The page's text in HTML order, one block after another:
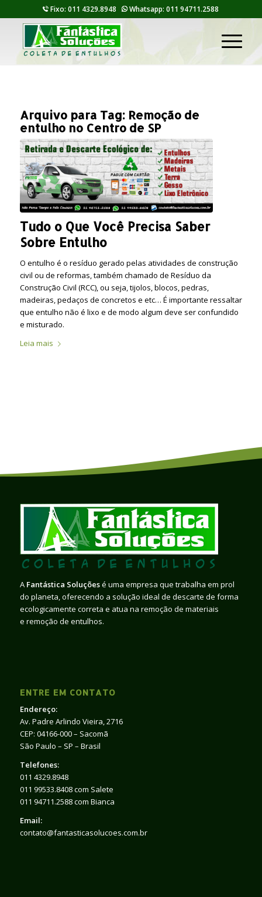
Fixo: 011 4329.8948 Whatsapp: 011 94711.2588
Arquivo para Tag: Remoção de
entulho no Centro de SP
Tudo o Que Você Precisa Saber
Sobre Entulho
O entulho é o resíduo gerado pelas atividades de construção
civil ou de reformas, também chamado de Resíduo da
Construção Civil (RCC), ou seja, tijolos, blocos, pedras,
madeiras, pedaços de concretos e etc… É importante ressaltar
que entulho não é lixo e de modo algum deve ser confundido
e misturado.
Leia mais
A Fantástica Soluçõesé uma empresa que trabalha em prol
do planeta, oferecendo a solução ideal de descarte de forma
ecologicamente correta e atua na remoção de materiais
e remoção de entulhos.
ENTRE EM CONTATO
Endereço:
Av. Padre Arlindo Vieira, 2716
CEP: 04166-000 – Sacomã
São Paulo – SP – Brasil
Telefones:
011 4329.8948
011 99533.8408 com Salete
011 94711.2588 com Bianca
Email:
contato@fantasticasolucoes.com.br